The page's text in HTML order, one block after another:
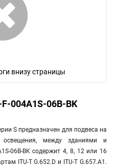
внизу страницы
004A1S-06B-BK
S предназначен для подвеса на
между зданиями и
06B-BK содержит 4, 8, 12 или 16
ITU-T G.652.D и ITU-T G.657.A1.